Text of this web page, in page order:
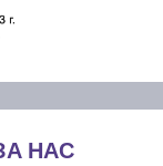
НАС